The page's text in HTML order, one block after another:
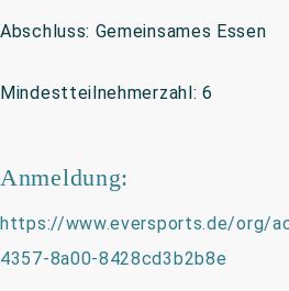
Abschluss: Gemeinsames Essen
Mindestteilnehmerzahl: 6
Anmeldung:
https://www.eversports.de/org/
4357-8a00-8428cd3b2b8e